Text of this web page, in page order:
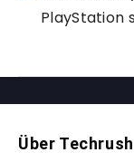
PlayStation
Über Techrush